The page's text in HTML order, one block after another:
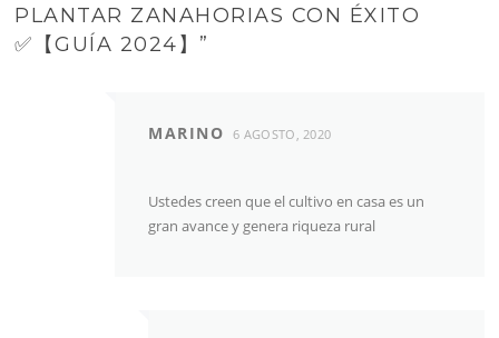
PLANTAR ZANAHORIAS CON ÉXITO
✅【GUÍA 2024】 ”
MARINO 6 AGOSTO, 2020
Ustedes creen que el cultivo en casa es un
gran avance y genera riqueza rural